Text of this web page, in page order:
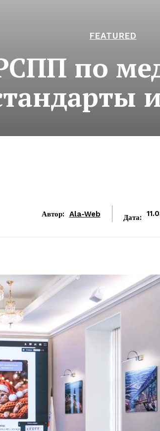
FEATURED
по
Автор: Ala-Web Дата: